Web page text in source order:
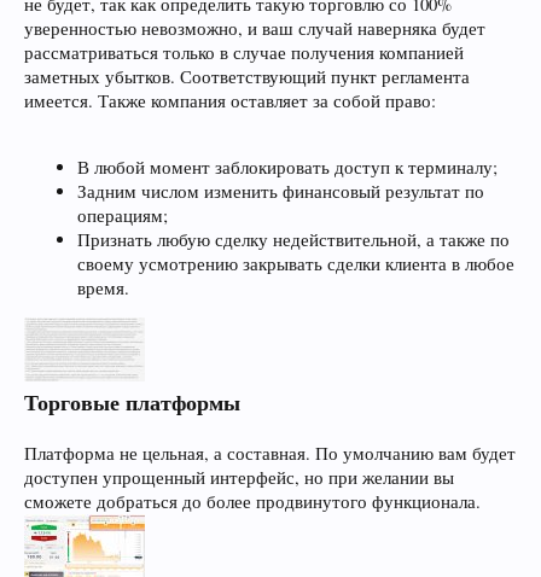
уверенностью невозможно, и ваш случай наверняка будет
рассматриваться только в случае получения компанией
заметных убытков. Соответствующий пункт регламента
имеется. Также компания оставляет за собой право:
В любой момент заблокировать доступ к терминалу;
Задним числом изменить финансовый результат по
операциям;
Признать любую сделку недействительной, а также по
своему усмотрению закрывать сделки клиента в любое
время.
Торговые платформы
Платформа не цельная, а составная. По умолчанию вам будет
доступен упрощенный интерфейс, но при желании вы
сможете добраться до более продвинутого функционала.